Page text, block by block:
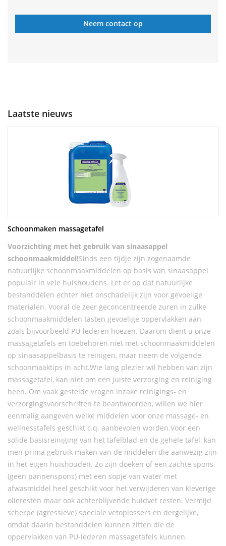
Neem contact op
Laatste nieuws
Schoonmaken massagetafel
Voorzichting met het gebruik van sinaasappel
schoonmaakmiddel!Sinds een tijdje zijn zogenaamde
natuurlijke schoonmaakmiddelen op basis van sinaasappel
populair in vele huishoudens. Let er op dat natuurlijke
bestanddelen echter niet onschadelijk zijn voor gevoelige
materialen. Vooral de zeer geconcentreerde zuren in zulke
schoonmaakmiddelen tasten gevoelige oppervlakken aan,
zoals bijvoorbeeld PU-lederen hoezen. Daarom dient u onze
massagetafels en toebehoren niet met schoonmaakmiddelen
op sinaasappelbasis te reinigen, maar neem de volgende
schoonmaaktips in acht.Wie lang plezier wil hebben van zijn
massagetafel, kan niet om een juiste verzorging en reiniging
heen. Om vaak gestelde vragen inzake reinigings- en
verzorgingsvoorschriften te beantwoorden, willen we hier
eenmalig aangeven welke middelen voor onze massage- en
wellnesstafels geschikt c.q. aanbevolen worden.Voor een
solide basisreiniging van het tafelblad en de gehele tafel, kan
men prima gebruik maken van de middelen die aanwezig zijn
in het eigen huishouden. Zo zijn doeken of een zachte spons
(geen pannenspons) met een sopje van water met
afwasmiddel heel geschikt voor het verwijderen van kleverige
olieresten maar ook achterblijvende huidvet resten. Vermijd
scherpe (agressieve) speciale vetoplossers en dergelijke,
omdat daarin bestanddelen kunnen zitten die de
oppervlakken van PU-lederen massagetafels kunnen